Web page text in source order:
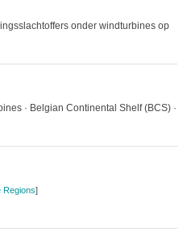
onder windturbines op
· Belgian Continental Shelf (BCS) ·
Regions]